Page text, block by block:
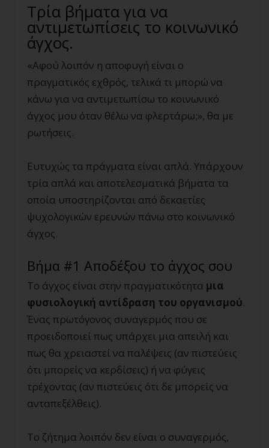
Τρία βήματα για να
αντιμετωπίσεις το κοινωνικό
άγχος.
«Αφού λοιπόν η αποφυγή είναι ο
πραγματικός εχθρός, τελικά τι μπορώ να
κάνω για να αντιμετωπίσω το κοινωνικό
άγχος μου όταν θέλω να φλερτάρω;», θα με
ρωτήσεις.
Ευτυχώς τα πράγματα είναι απλά. Υπάρχουν
τρία απλά και αποτελεσματικά βήματα τα
οποία υποστηρίζονται από δεκαετίες
ψυχολογικών ερευνών πάνω στο κοινωνικό
άγχος.
Βήμα #1 Αποδέξου το άγχος σου
Το άγχος είναι στην πραγματικότητα μια
φυσιολογική αντίδραση του οργανισμού.
Ένας πρωτόγονος συναγερμός που σε
προειδοποιεί πως υπάρχει μια απειλή και
πως θα χρειαστεί να παλέψεις (αν πιστεύεις
ότι μπορείς να κερδίσεις) ή να φύγεις
τρέχοντας (αν πιστεύεις ότι δε μπορείς να
ανταπεξέλθεις).
Το ζήτημα λοιπόν δεν είναι ο συναγερμός,